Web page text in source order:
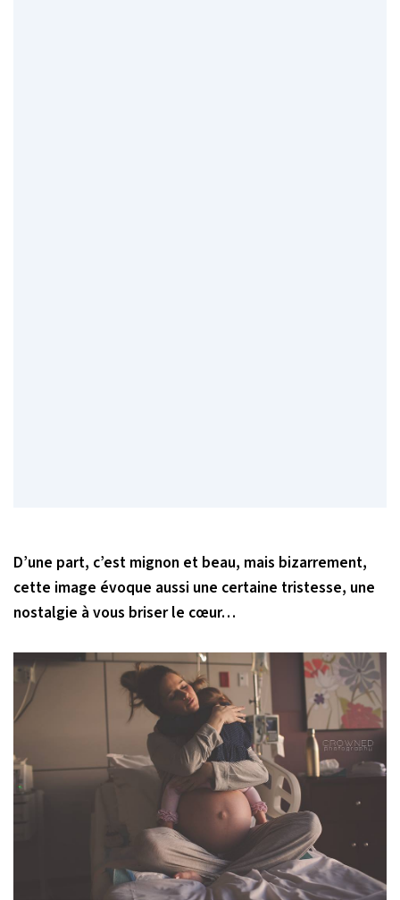
D’une part, c’est mignon et beau, mais bizarrement,
cette image évoque aussi une certaine tristesse, une
nostalgie à vous briser le cœur…